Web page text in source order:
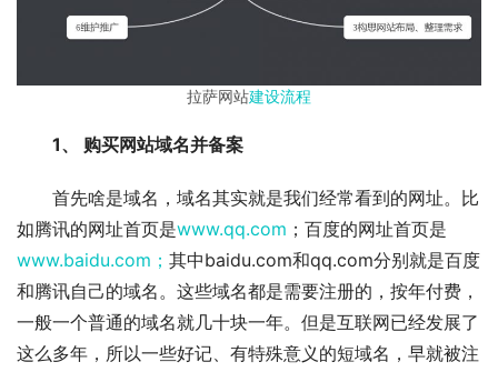
拉萨网站建设流程
1、 购买网站域名并备案
首先啥是域名，域名其实就是我们经常看到的网址。比
如腾讯的网址首页是www.qq.com ；百度的网址首页是
www.baidu.com； 其中baidu.com和qq.com分别就是百度
和腾讯自己的域名。这些域名都是需要注册的，按年付费，
一般一个普通的域名就几十块一年。但是互联网已经发展了
这么多年，所以一些好记、有特殊意义的短域名，早就被注